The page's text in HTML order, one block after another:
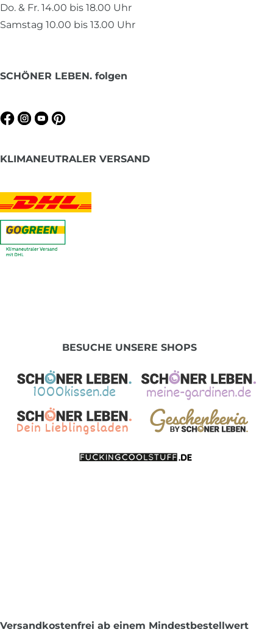
Do. & Fr. 14.00 bis 18.00 Uhr
Samstag 10.00 bis 13.00 Uhr
SCHÖNER LEBEN. folgen
KLIMANEUTRALER VERSAND
BESUCHE UNSERE SHOPS
Versandkostenfrei ab einem Mindestbestellwert